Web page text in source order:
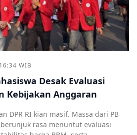
WIB
Desak Evaluasi
Kebijakan Anggaran
DPR RI kian masif. Massa dari PB
rasa menuntut evaluasi